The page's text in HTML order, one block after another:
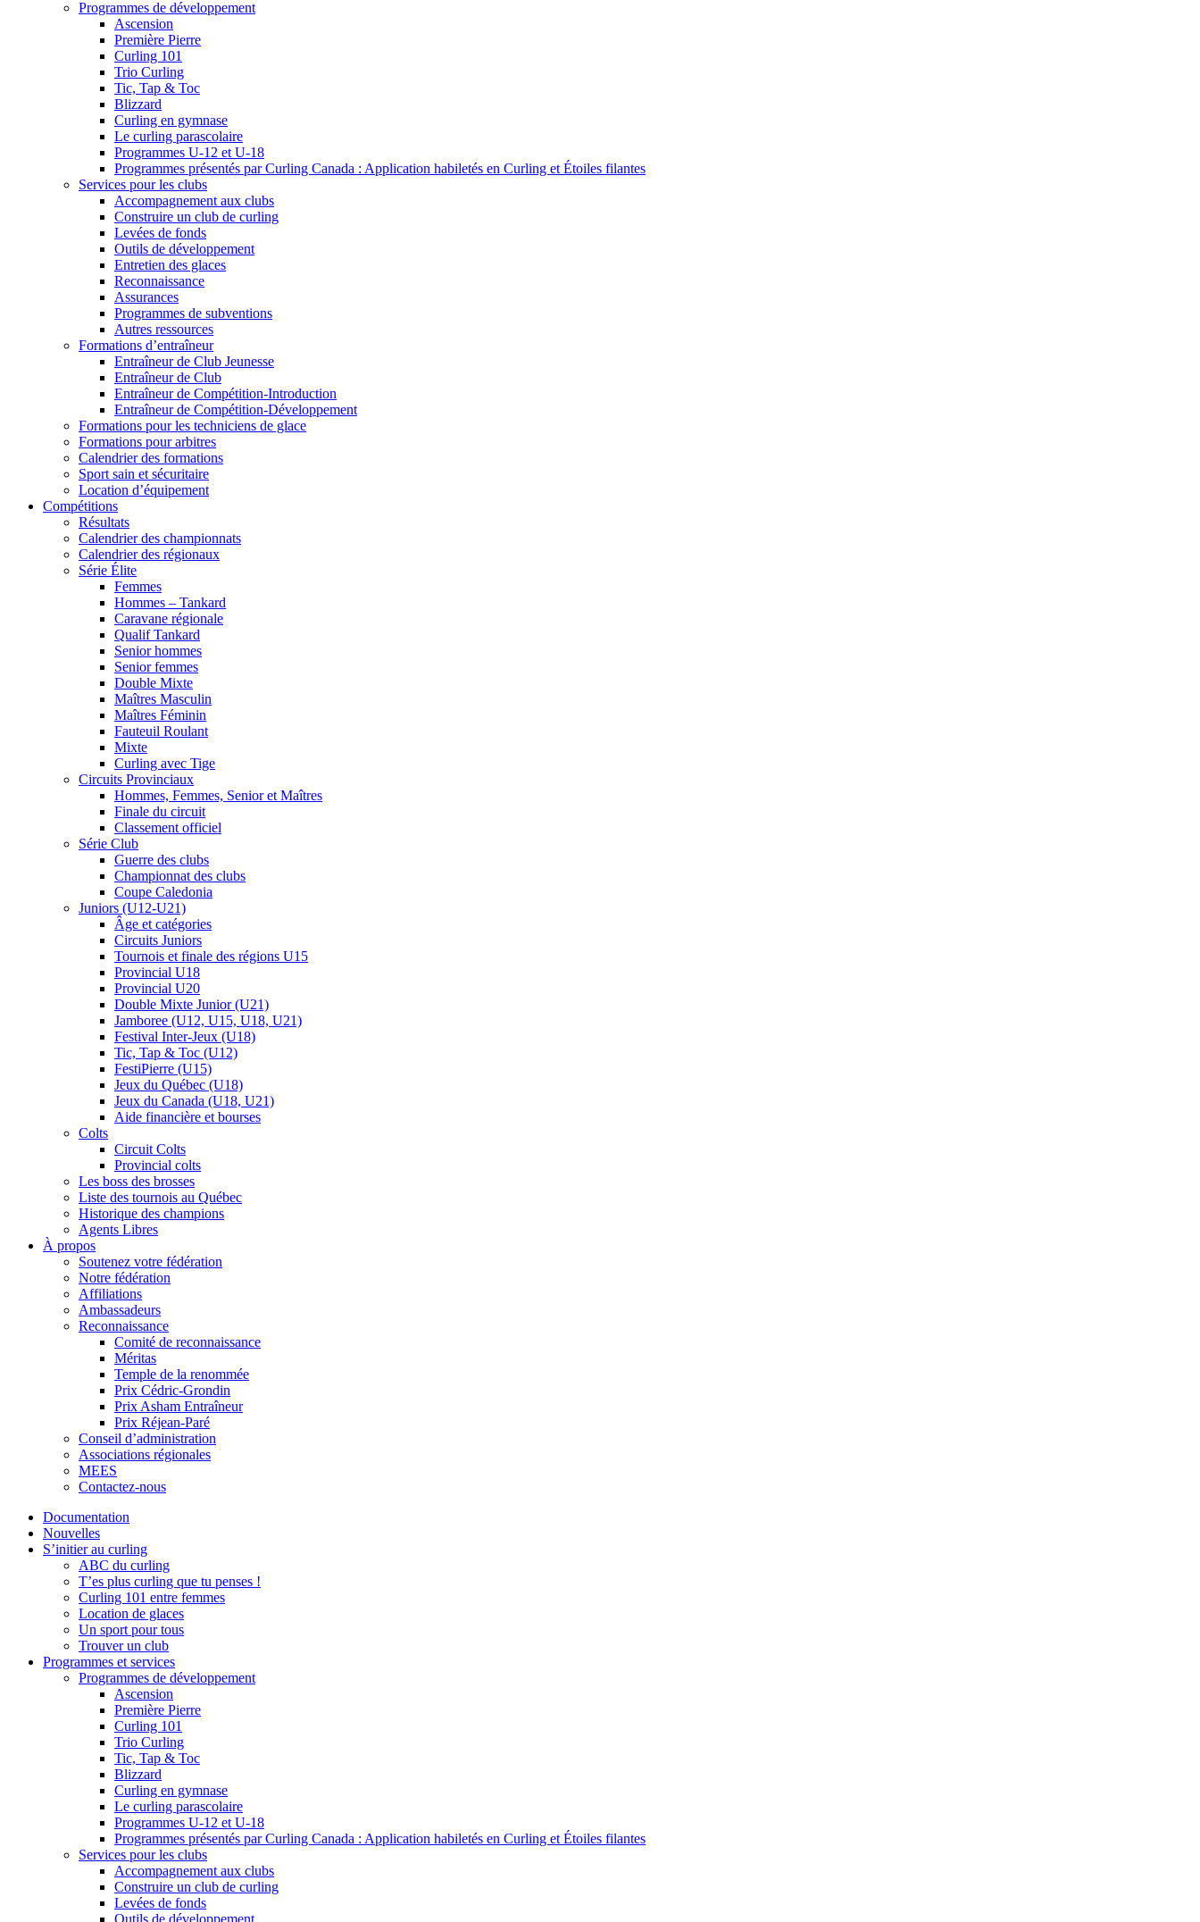
Programmes de développement
Ascension
Première Pierre
Curling 101
Trio Curling
Tic, Tap & Toc
Blizzard
Curling en gymnase
Le curling parascolaire
Programmes U-12 et U-18
Programmes présentés par Curling Canada : Application habiletés en Curling et Étoiles filantes
Services pour les clubs
Accompagnement aux clubs
Construire un club de curling
Levées de fonds
Outils de développement
Entretien des glaces
Reconnaissance
Assurances
Programmes de subventions
Autres ressources
Formations d’entraîneur
Entraîneur de Club Jeunesse
Entraîneur de Club
Entraîneur de Compétition-Introduction
Entraîneur de Compétition-Développement
Formations pour les techniciens de glace
Formations pour arbitres
Calendrier des formations
Sport sain et sécuritaire
Location d’équipement
Compétitions
Résultats
Calendrier des championnats
Calendrier des régionaux
Série Élite
Femmes
Hommes – Tankard
Caravane régionale
Qualif Tankard
Senior hommes
Senior femmes
Double Mixte
Maîtres Masculin
Maîtres Féminin
Fauteuil Roulant
Mixte
Curling avec Tige
Circuits Provinciaux
Hommes, Femmes, Senior et Maîtres
Finale du circuit
Classement officiel
Série Club
Guerre des clubs
Championnat des clubs
Coupe Caledonia
Juniors (U12-U21)
Âge et catégories
Circuits Juniors
Tournois et finale des régions U15
Provincial U18
Provincial U20
Double Mixte Junior (U21)
Jamboree (U12, U15, U18, U21)
Festival Inter-Jeux (U18)
Tic, Tap & Toc (U12)
FestiPierre (U15)
Jeux du Québec (U18)
Jeux du Canada (U18, U21)
Aide financière et bourses
Colts
Circuit Colts
Provincial colts
Les boss des brosses
Liste des tournois au Québec
Historique des champions
Agents Libres
À propos
Soutenez votre fédération
Notre fédération
Affiliations
Ambassadeurs
Reconnaissance
Comité de reconnaissance
Méritas
Temple de la renommée
Prix Cédric-Grondin
Prix Asham Entraîneur
Prix Réjean-Paré
Conseil d’administration
Associations régionales
MEES
Contactez-nous
Documentation
Nouvelles
S’initier au curling
ABC du curling
T’es plus curling que tu penses !
Curling 101 entre femmes
Location de glaces
Un sport pour tous
Trouver un club
Programmes et services
Programmes de développement
Ascension
Première Pierre
Curling 101
Trio Curling
Tic, Tap & Toc
Blizzard
Curling en gymnase
Le curling parascolaire
Programmes U-12 et U-18
Programmes présentés par Curling Canada : Application habiletés en Curling et Étoiles filantes
Services pour les clubs
Accompagnement aux clubs
Construire un club de curling
Levées de fonds
Outils de développement